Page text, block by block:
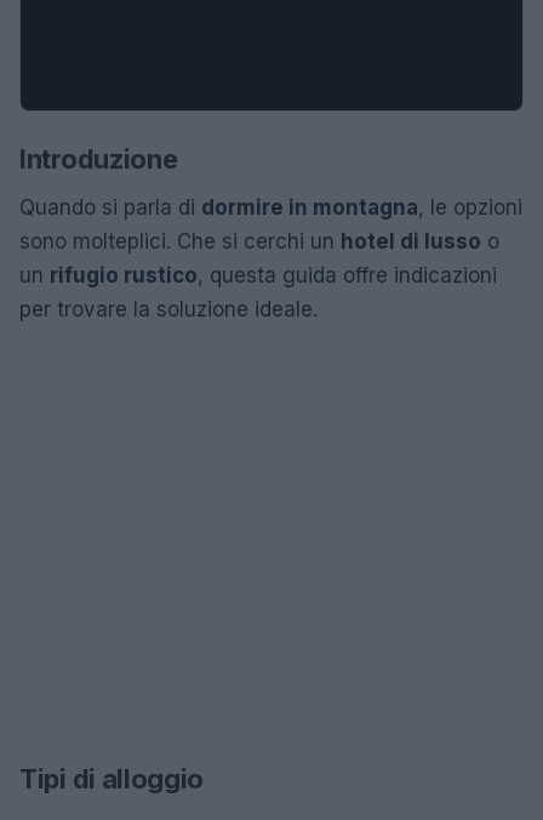
Introduzione
Quando si parla di dormire in montagna, le opzioni
sono molteplici. Che si cerchi un hotel di lusso o
un rifugio rustico, questa guida offre indicazioni
per trovare la soluzione ideale.
Tipi di alloggio